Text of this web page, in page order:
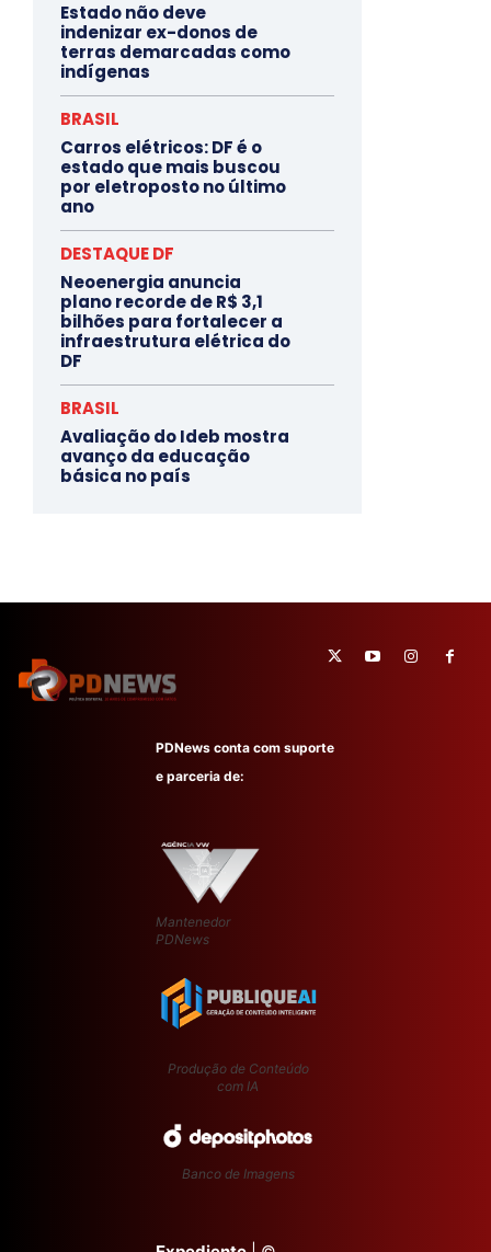
Estado não deve
indenizar ex-donos de
terras demarcadas como
indígenas
BRASIL
Carros elétricos: DF é o
estado que mais buscou
por eletroposto no último
ano
DESTAQUE DF
Neoenergia anuncia
plano recorde de R$ 3,1
bilhões para fortalecer a
infraestrutura elétrica do
DF
BRASIL
Avaliação do Ideb mostra
avanço da educação
básica no país
PDNews conta com suporte
e parceria de:
Mantenedor
PDNews
Produção de Conteúdo
com IA
Banco de Imagens